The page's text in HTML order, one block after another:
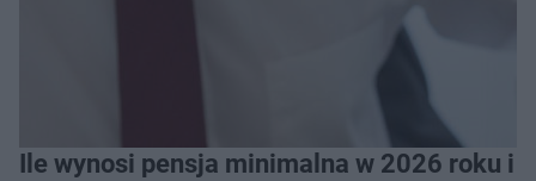
Ile wynosi pensja minimalna w 2026 roku i